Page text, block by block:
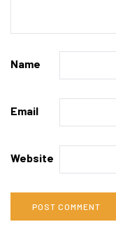
Name
Email
Website